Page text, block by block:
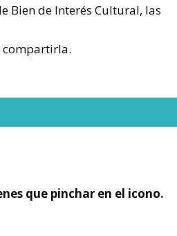
Bien de Interés Cultural, las
compartirla.
que pinchar en el icono.